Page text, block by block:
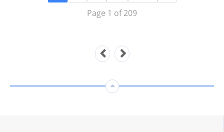
Page 1 of 209